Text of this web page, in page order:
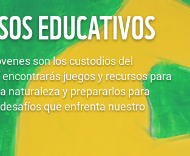
EDUCATIVOS
son los custodios del
juegos y recursos para
naturaleza y prepararlos para
que enfrenta nuestro